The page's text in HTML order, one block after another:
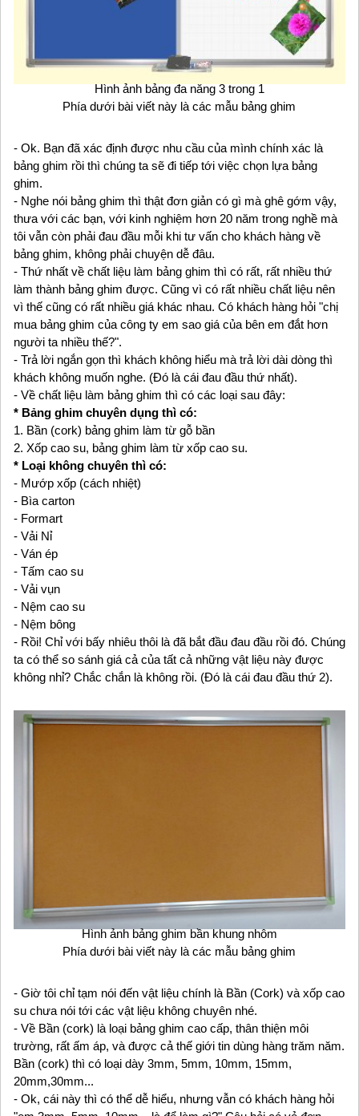
Hình ảnh bảng đa năng 3 trong 1
Phía dưới bài viết này là các mẫu bảng ghim
- Ok. Bạn đã xác định được nhu cầu của mình chính xác là
bảng ghim rồi thì chúng ta sẽ đi tiếp tới việc chọn lựa bảng
ghim.
- Nghe nói bảng ghim thì thật đơn giản có gì mà ghê gớm vậy,
thưa với các bạn, với kinh nghiệm hơn 20 năm trong nghề mà
tôi vẫn còn phải đau đầu mỗi khi tư vấn cho khách hàng về
bảng ghim, không phải chuyện dễ đâu.
- Thứ nhất về chất liệu làm bảng ghim thì có rất, rất nhiều thứ
làm thành bảng ghim được. Cũng vì có rất nhiều chất liệu nên
vì thế cũng có rất nhiều giá khác nhau. Có khách hàng hỏi "chị
mua bảng ghim của công ty em sao giá của bên em đắt hơn
người ta nhiều thế?".
- Trả lời ngắn gọn thì khách không hiểu mà trả lời dài dòng thì
khách không muốn nghe. (Đó là cái đau đầu thứ nhất).
- Về chất liệu làm bảng ghim thì có các loại sau đây:
* Bảng ghim chuyên dụng thì có:
1. Bần (cork) bảng ghim làm từ gỗ bần
2. Xốp cao su, bảng ghim làm từ xốp cao su.
* Loại không chuyên thì có:
- Mướp xốp (cách nhiệt)
- Bìa carton
- Formart
- Vải Nỉ
- Ván ép
- Tấm cao su
- Vải vụn
- Nệm cao su
- Nệm bông
- Rồi! Chỉ với bấy nhiêu thôi là đã bắt đầu đau đầu rồi đó. Chúng
ta có thể so sánh giá cả của tất cả những vật liệu này được
không nhỉ? Chắc chắn là không rồi. (Đó là cái đau đầu thứ 2).
Hình ảnh bảng ghim bần khung nhôm
Phía dưới bài viết này là các mẫu bảng ghim
- Giờ tôi chỉ tạm nói đến vật liệu chính là Bần (Cork) và xốp cao
su chưa nói tới các vật liệu không chuyên nhé.
- Về Bần (cork) là loại bảng ghim cao cấp, thân thiện môi
trường, rất ấm áp, và được cả thế giới tin dùng hàng trăm năm.
Bần (cork) thì có loại dày 3mm, 5mm, 10mm, 15mm,
20mm,30mm...
- Ok, cái này thì có thể dễ hiểu, nhưng vẫn có khách hàng hỏi